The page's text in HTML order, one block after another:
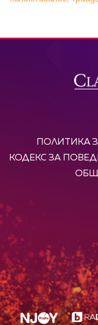
ПОЛИТИКА
КОДЕКС ЗА